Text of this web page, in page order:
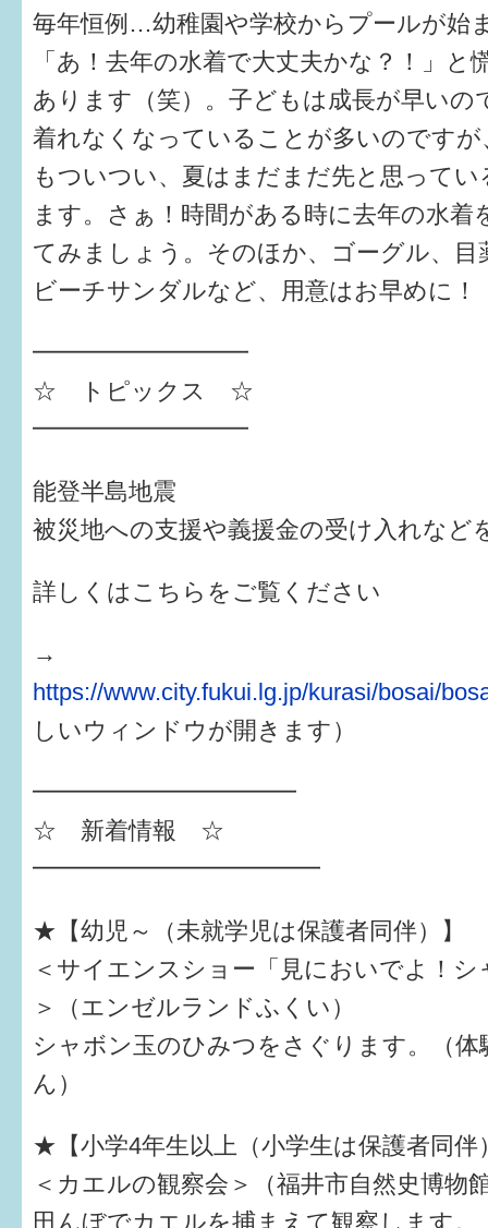
毎年恒例…幼稚園や学校からプールが始
「あ！去年の水着で大丈夫かな？！」と
あります（笑）。子どもは成長が早いの
着れなくなっていることが多いのです
もついつい、夏はまだまだ先と思って
ます。さぁ！時間がある時に去年の水着
てみましょう。そのほか、ゴーグル、目
ビーチサンダルなど、用意はお早めに！
━━━━━━━━━
☆ トピックス ☆
━━━━━━━━━
能登半島地震
被災地への支援や義援金の受け入れなど
詳しくはこちらをご覧ください
→
https://www.city.fukui.lg.jp/kurasi/bosai/
しいウィンドウが開きます）
━━━━━━━━━━━
☆ 新着情報 ☆
━━━━━━━━━━━━
★【幼児～（未就学児は保護者同伴）】
＜サイエンスショー「見においでよ！シ
＞（エンゼルランドふくい）
シャボン玉のひみつをさぐります。（
ん）
★【小学4年生以上（小学生は保護者同伴
＜カエルの観察会＞（福井市自然史博物
田んぼでカエルを捕まえて観察します。
入園・入学
相談したい
さまざまな支援
子育てカレンダー
妊娠
出産〜3か月
3か月〜6か月
6か月〜1歳
3歳〜就学前
イベントレポート
なるほどコラム
メールマガジン
はぐくむ.net相談コーナー
子育て情報誌「ほっと」
食育
福井市図書館オススメの本
病気・けが 基本情報
パパもママも子育て